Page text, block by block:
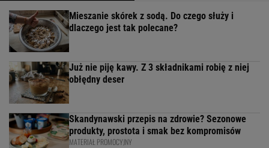
Mieszanie skórek z sodą. Do czego służy i
dlaczego jest tak polecane?
Już nie piję kawy. Z 3 składnikami robię z niej
obłędny deser
Skandynawski przepis na zdrowie? Sezonowe
produkty, prostota i smak bez kompromisów
MATERIAŁ PROMOCYJNY